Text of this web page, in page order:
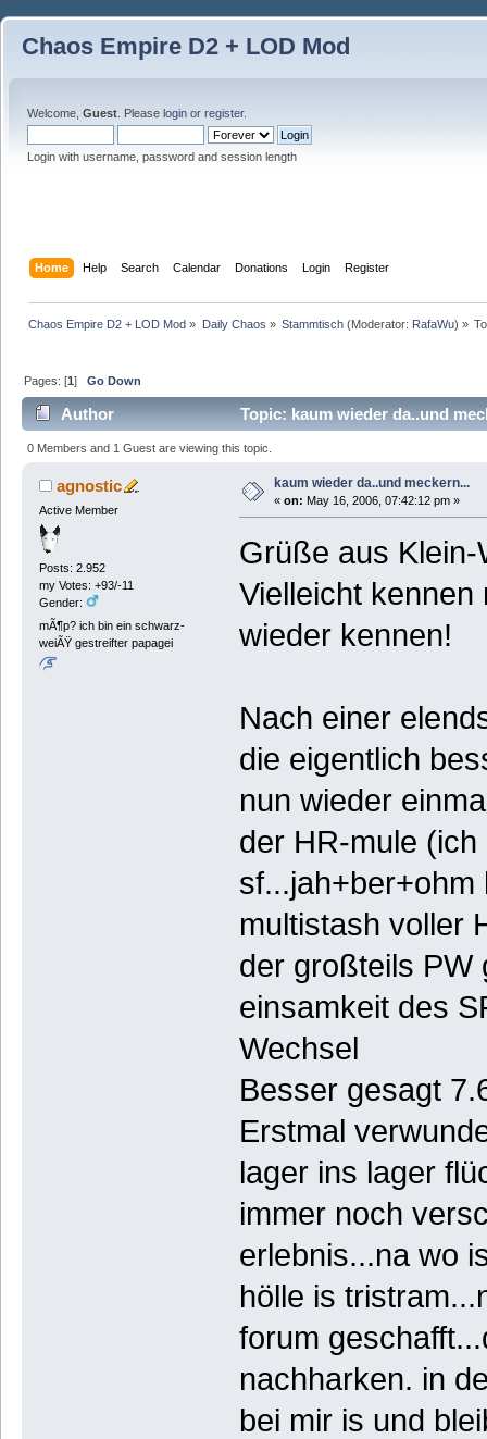
Chaos Empire D2 + LOD Mod
Welcome, Guest . Please login or register.
Login with username, password and session length
Home Help Search Calendar Donations Login Register
Chaos Empire D2 + LOD Mod » Daily Chaos » Stammtisch(Moderator: RafaWu) »
Pages: [1]Go Down
Author Topic: kaum wieder da..und
0 Members and 1 Guest are viewing this topic.
agnostic
Active Member
Posts: 2.952
my Votes: +93/-11
Gender:
mÃ¶p? ich bin ein schwarz-
weiÃŸ gestreifter papagei
kaum wieder da..und meckern...
« on: May 16, 2006, 07:42:12 pm »
Grüße aus Klein-
Vielleicht
wieder kennen!
Nach einer
die eigentlich
nun wieder
der HR-mule
multistash voller
der großteils PW
einsamkeit des
Wechsel
Besser gesagt
Erstmal
lager ins lager
immer noch
erlebnis...na wo
hölle is
forum
nachharken. in
bei mir is und